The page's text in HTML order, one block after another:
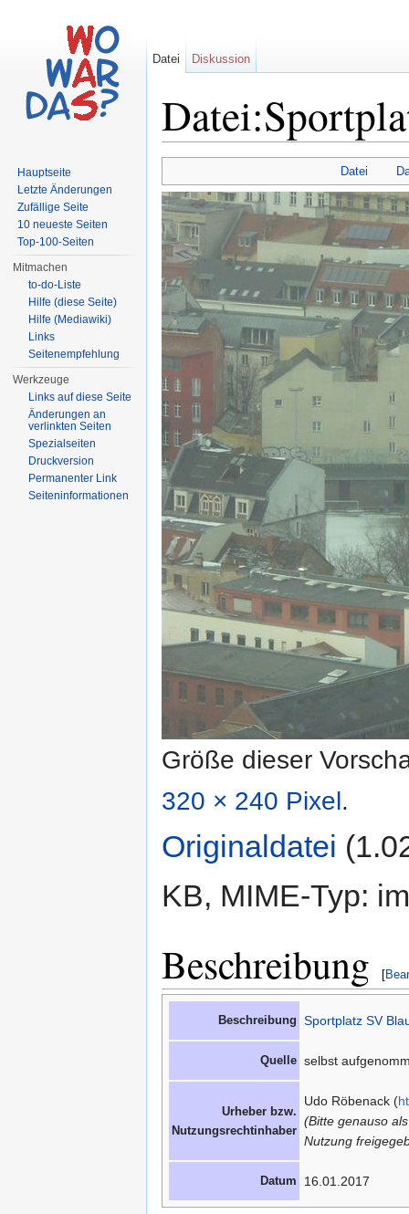
Datei
Größe dieser
320 × 240 Pixel.
Originaldatei
KB, MIME-Typ:
Beschreibung [
Beschreibung Sportplatz SV
Quelle selbst
Urheber bzw.
Nutzungsrechtinhaber
Udo Röbenack (
(Bitte genauso
Nutzung
Datum 16.01.2017
Datei Diskussion
Hauptseite
Letzte Änderungen
Zufällige Seite
10 neueste Seiten
Top-100-Seiten
Mitmachen
to-do-Liste
Hilfe (diese Seite)
Hilfe (Mediawiki)
Links
Seitenempfehlung
Werkzeuge
Links auf diese Seite
Änderungen an
verlinkten Seiten
Spezialseiten
Druckversion
Permanenter Link
Seiteninformationen